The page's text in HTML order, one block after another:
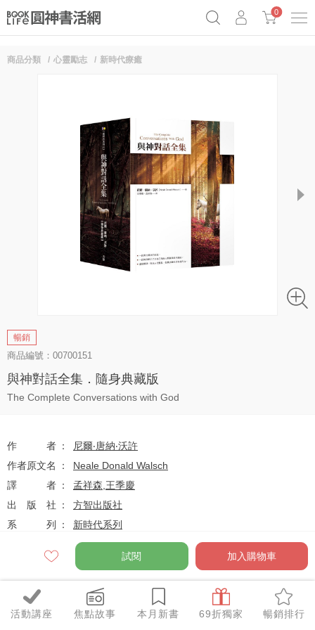
0
活動講座 焦點故事 本月新書 69折獨家 暢銷排行
商品分類 心靈勵志 新時代療癒
next
暢銷
商品編號：00700151
與神對話全集．隨身典藏版
The Complete Conversations with God
作者
尼爾‧唐納‧沃許
作者原文名
Neale Donald Walsch
譯者
孟祥森 王季慶
出版社
方智出版社
系列
新時代系列
2012-02-23
定價 $1400
試閱 加入購物車